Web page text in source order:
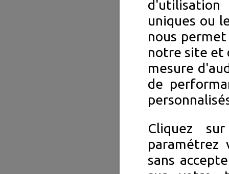
d'utilisation
uniques ou
nous
notre site et
mesure
de
Cliquez
paramétrez
sans